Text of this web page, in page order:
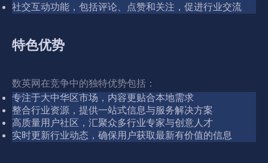
社交互动功能，包括评论、点赞和关注，促进行业交流
特色优势
数英网在竞争中的独特优势包括：
专注于大中华区市场，内容更贴合本地需求
整合行业资源，提供一站式信息与服务解决方案
高质量用户社区，汇聚众多行业专家与创意人才
实时更新行业动态，确保用户获取最新有价值的信息